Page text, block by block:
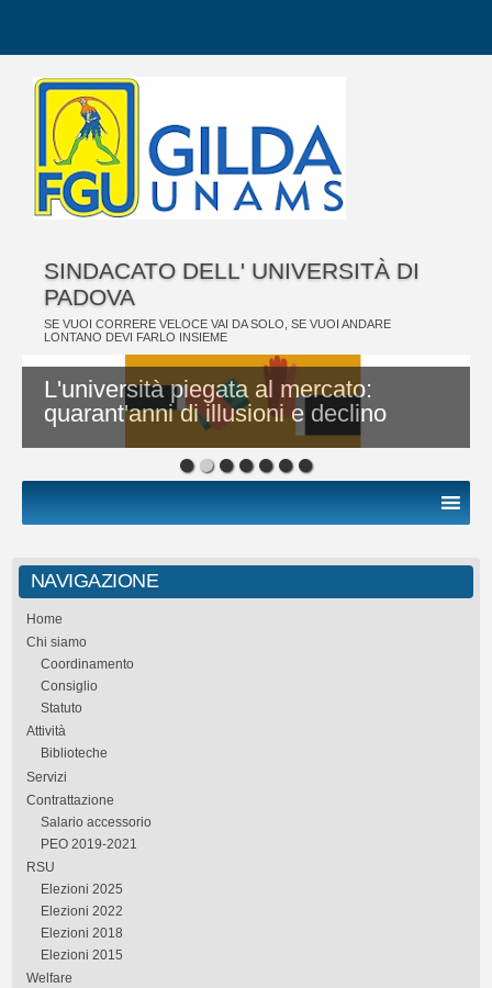
SINDACATO DELL' UNIVERSITÀ DI
PADOVA
SE VUOI CORRERE VELOCE VAI DA SOLO, SE VUOI ANDARE
LONTANO DEVI FARLO INSIEME
L'università piegata al mercato:
quarant'anni di illusioni e declino
NAVIGAZIONE
Home
Chi siamo
Coordinamento
Consiglio
Statuto
Attività
Biblioteche
Servizi
Contrattazione
Salario accessorio
PEO 2019-2021
RSU
Elezioni 2025
Elezioni 2022
Elezioni 2018
Elezioni 2015
Welfare